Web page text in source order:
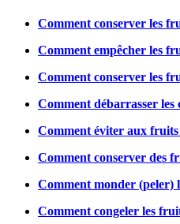
Comment conserver les
Comment empêcher les
Comment conserver les
Comment débarrasser les
Comment éviter aux
Comment conserver des
Comment monder (peler)
Comment congeler les